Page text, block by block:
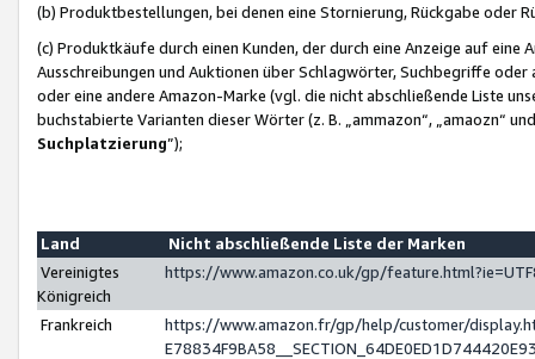
(b) Produktbestellungen, bei denen eine Stornierung, Rückgabe oder
(c) Produktkäufe durch einen Kunden, der durch eine Anzeige auf
Ausschreibungen und Auktionen über Schlagwörter, Suchbegriffe
oder eine andere Amazon-Marke (vgl. die nicht abschließende Liste
buchstabierte Varianten dieser Wörter (z. B. „ammazon“, „amaozn“
Suchplatzierung”);
Land
Nicht abschließende Liste der Marken
Vereinigtes
Königreich
https://www.amazon.co.uk/gp/
Frankreich
https://www.amazon.fr/gp/help/customer/